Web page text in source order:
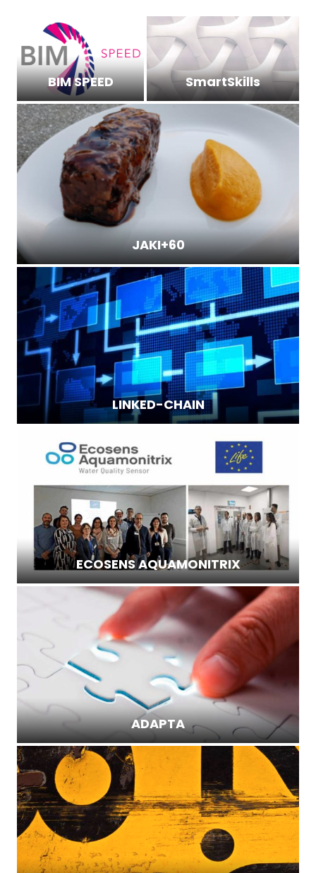
BIM SPEED SmartSkills
JAKI+60
LINKED-CHAIN
ECOSENS AQUAMONITRIX
ADAPTA